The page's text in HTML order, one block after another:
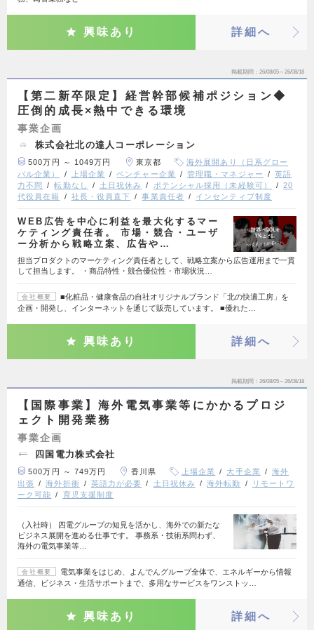
興味あり 詳細へ
掲載期間 26/08/05～26/08/18
【第二新卒限定】経営幹部候補ポジション◆
圧倒的成長×熱中できる環境
事業企画
株式会社北の達人コーポレーション
500万円 ～ 1049万円 東京都
海外展開あり（日系グロー
バル企業）
上場企業 ベンチャー企業 管理職・マネジャー
英語
力不問
転勤なし 土日祝休み ポテンシャル採用（未経験可）
20
代役員在籍
社長・役員直下 事業責任者 インセンティブ制度
WEB広告を中心に利益を最大化するマー
ケティング責任者。 市場・競合・ユーザ
ー分析から戦略立案、広告や…
担当プロダクトのマーケティング責任者として、戦略立案から広告運用まで一貫
して担当します。 ・商品特性・競合優位性・市場状況…
会社概要
■化粧品・健康食品の自社オリジナルブランド「北の快適工房」を
企画・開発し、インターネットを通じて販売しています。 ■優れた…
興味あり 詳細へ
掲載期間 26/08/05～26/08/18
【国際事業】海外電気事業等にかかるプロジ
ェクト開発業務
事業企画
四国電力株式会社
500万円 ～ 749万円 香川県 上場企業 大手企業
海外
出張
海外折衝 英語力が必要 土日祝休み 海外転勤
リモートワ
ーク可能
育児支援制度
（入社時） 四電グループの知見を活かし、海外での新たな
ビジネス展開を進める仕事です。 事務系・技術系問わず、
海外の電気事業等…
会社概要
電気事業をはじめ、よんでんグループ全体で、エネルギーから情報
通信、ビジネス・生活サポートまで、多用なサービスをワンストッ…
興味あり 詳細へ